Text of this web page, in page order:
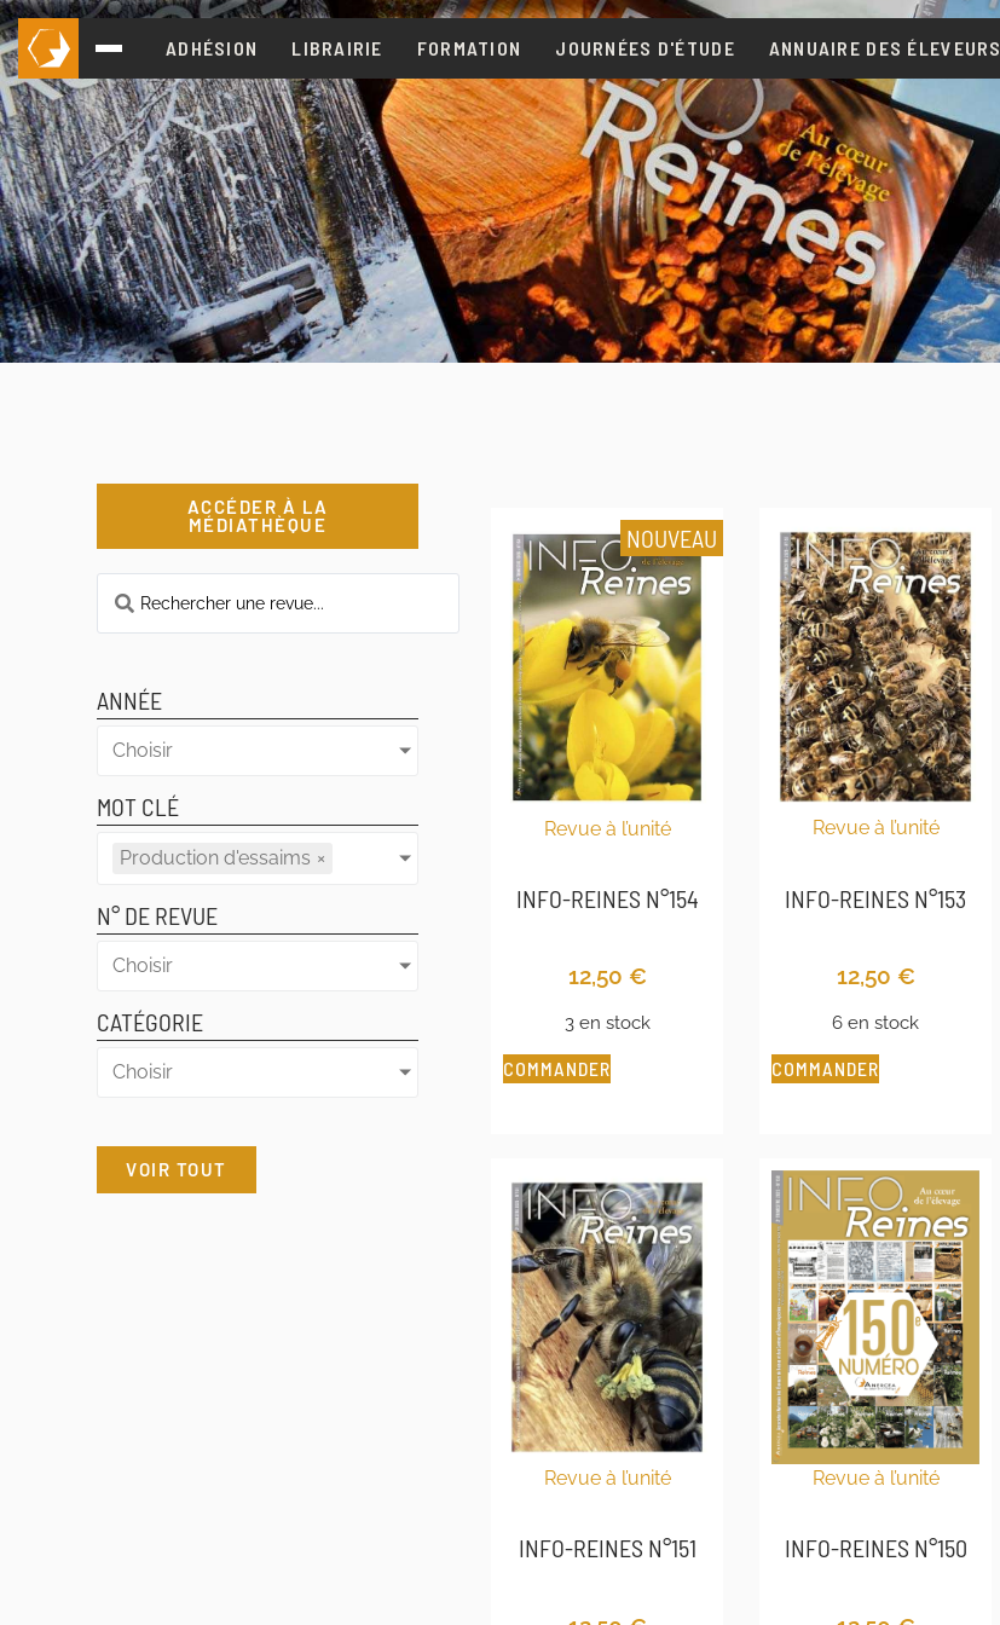
ADHÉSION LIBRAIRIE FORMATION JOURNÉES D'ÉTUDE ANNUAIRE DES ÉLEVEURS
ACCÉDER À LA
MÉDIATHÈQUE
ANNÉE
Choisir
MOT CLÉ
Production d'essaims ×
N° DE REVUE
Choisir
CATÉGORIE
Choisir
VOIR TOUT
NOUVEAU
Revue à l’unité
INFO-REINES N°154
12,50 €
3 en stock
COMMANDER
Revue à l’unité
INFO-REINES N°153
12,50 €
6 en stock
COMMANDER
Revue à l’unité
INFO-REINES N°151
Revue à l’unité
INFO-REINES N°150